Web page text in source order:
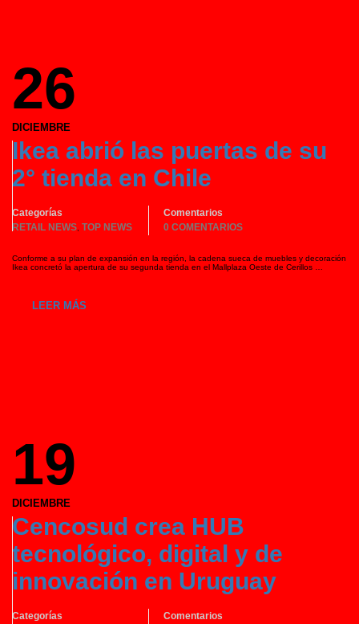
26
DICIEMBRE
Ikea abrió las puertas de su
2° tienda en Chile
Categorías
RETAIL NEWS TOP NEWS
Comentarios
0 COMENTARIOS
Conforme a su plan de expansión en la región, la cadena sueca de muebles y decoración
Ikea concretó la apertura de su segunda tienda en el Mallplaza Oeste de Cerillos …
LEER MÁS
19
DICIEMBRE
Cencosud crea HUB
tecnológico, digital y de
innovación en Uruguay
Categorías
Comentarios